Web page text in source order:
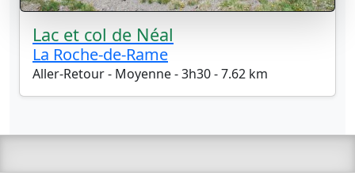
Lac et col de Néal
La Roche-de-Rame
Aller-Retour - Moyenne - 3h30 - 7.62 km